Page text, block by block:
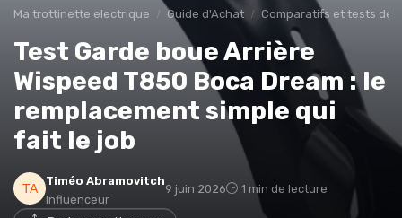
Ma trottinette electrique Guide d'Achat Comparatifs et tests de
Test Garde boue Arrière
Wispeed T850 Boca Dream : le
remplacement simple qui
fait le job
Timéo Abramovitch
Influenceur
9 juin 2026 1 min de lecture